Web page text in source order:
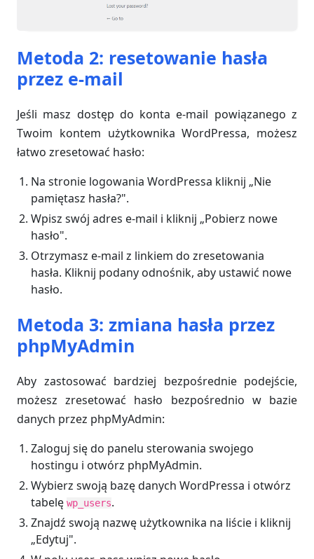
Metoda 2: resetowanie hasła
przez e-mail
Jeśli masz dostęp do konta e-mail powiązanego z
Twoim kontem użytkownika WordPressa, możesz
łatwo zresetować hasło:
Na stronie logowania WordPressa kliknij „Nie
pamiętasz hasła?".
Wpisz swój adres e-mail i kliknij „Pobierz nowe
hasło".
Otrzymasz e-mail z linkiem do zresetowania
hasła. Kliknij podany odnośnik, aby ustawić nowe
hasło.
Metoda 3: zmiana hasła przez
phpMyAdmin
Aby zastosować bardziej bezpośrednie podejście,
możesz zresetować hasło bezpośrednio w bazie
danych przez phpMyAdmin:
Zaloguj się do panelu sterowania swojego
hostingu i otwórz phpMyAdmin.
Wybierz swoją bazę danych WordPressa i otwórz
tabelę wp_users.
Znajdź swoją nazwę użytkownika na liście i kliknij
„Edytuj".